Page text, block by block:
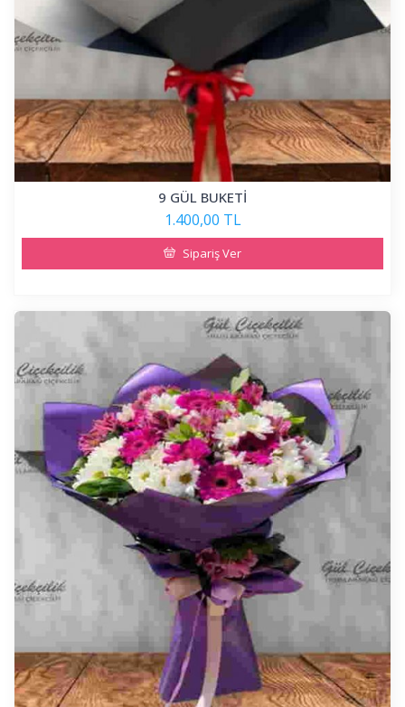
9 GÜL BUKETİ
1.400,00 TL
Sipariş Ver